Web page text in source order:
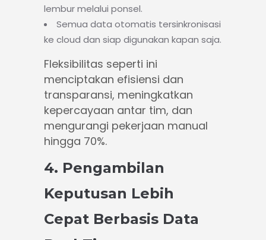
lembur melalui ponsel.
Semua data otomatis tersinkronisasi
ke cloud dan siap digunakan kapan saja.
Fleksibilitas seperti ini
menciptakan efisiensi dan
transparansi, meningkatkan
kepercayaan antar tim, dan
mengurangi pekerjaan manual
hingga 70%.
4. Pengambilan
Keputusan Lebih
Cepat Berbasis Data